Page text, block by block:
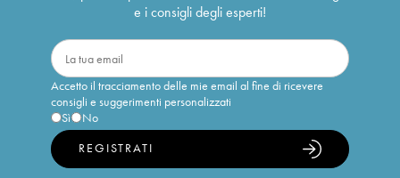
e i consigli degli esperti!
Accetto il tracciamento delle mie email al fine di ricevere
consigli e suggerimenti personalizzati
Sì
No
REGISTRATI